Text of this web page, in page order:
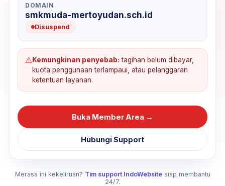
DOMAIN
smkmuda-mertoyudan.sch.id
Disuspend
⚠Kemungkinan penyebab: tagihan belum dibayar,
kuota penggunaan terlampaui, atau pelanggaran
ketentuan layanan.
Buka Member Area →
Hubungi Support
Merasa ini kekeliruan? Tim support IndoWebsitesiap membantu
24/7.